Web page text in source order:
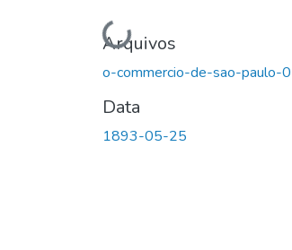
Carregando...
Arquivos
o-commercio-de-sao-paulo-
Data
1893-05-25